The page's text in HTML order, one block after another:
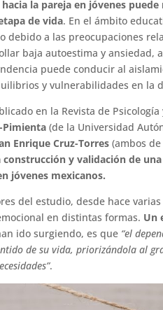
la pareja en jóvenes
de vida. En el ámbito
debido a las preocupaciones
baja autoestima y ansiedad,
puede conducir al
y vulnerabilidades en la
en la Revista de
Pimienta (de la Universidad
Enrique Cruz-Torres (ambos
construcción y validación de
jóvenes mexicanos.
del estudio, desde hace
en distintas formas. Un
ido surgiendo, es que “el
de su vida, priorizándola al
.